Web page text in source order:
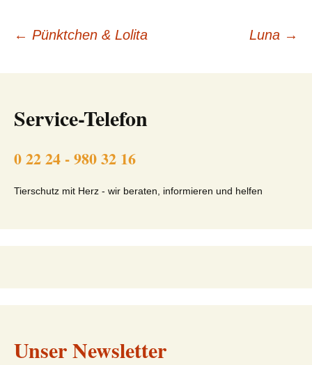
Beitragsnavigation
← Pünktchen & Lolita Luna →
Service-Telefon
0 22 24 - 980 32 16
Tierschutz mit Herz - wir beraten, informieren und helfen
Unser Newsletter